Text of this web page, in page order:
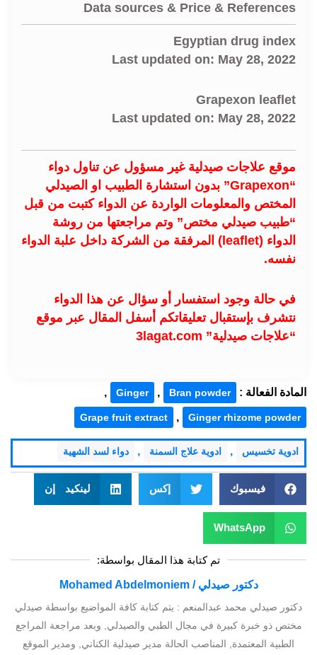
Data sources & Price & References
Egyptian drug index
Last updated on: May 28, 2022
Grapexon leaflet
Last updated on: May 28, 2022
موقع علاجات صيدلية غير مسؤول عن تناول دواء
“Grapexon” بدون استشارة الطبيب او الصيدلي
المختص والمعلومات الواردة عن الدواء كتبت من قبل
“طبيب صيدلي مختص” وتم مراجعتها من روشة
الدواء (leaflet) المرفقة من الشركة داخل علبة الدواء
نفسه.
في حالة وجود استفسار أو سؤال عن هذا الدواء
نتشرف بإستقبال تعليقاتكم أسفل المقال عبر موقع
“علاجات صيدلية” 3lagat.com
المادة الفعالة : Bran powder
,
Ginger
,
Ginger rhizome powder
,
Grape fruit extract
ادوية تخسيس , ادوية علاج السمنة , دواء لسد الشهية
فيسبوك إكس لينكيد إن
WhatsApp
تم كتابة هذا المقال بواسطة:
دكتور صيدلي / Mohamed Abdelmoniem
دكتور صيدلي محمد عبدالمنعم : يتم كتابة كافة المواضيع بواسطة صيدلي
مختص ذو خبرة كبيرة في مجال الطبي والصيدلي, وبعد مراجعة المراجع
الطبية المعتمدة, المناصب الحالة مدير صيدلية الكناني, ومدير الموقع